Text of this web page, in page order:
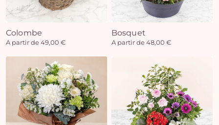
Colombe
A partir de 49,00 €
Bosquet
A partir de 48,00 €